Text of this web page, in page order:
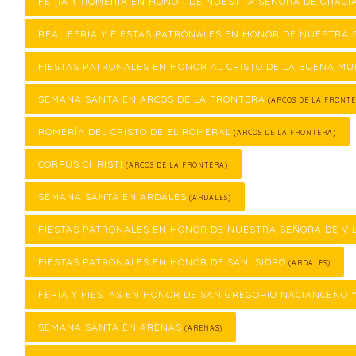
REAL FERIA Y FIESTAS PATRONALES EN HONOR DE NUESTRA
FIESTAS PATRONALES EN HONOR AL CRISTO DE LA BUENA
SEMANA SANTA EN ARCOS DE LA FRONTERA (ARCOS DE LA
ROMERÍA DEL CRISTO DE EL ROMERAL (ARCOS DE LA FRONTERA)
CORPUS CHRISTI (ARCOS DE LA FRONTERA)
SEMANA SANTA EN ARDALES (ARDALES)
FIESTAS PATRONALES EN HONOR DE NUESTRA SEÑORA DE
FIESTAS PATRONALES EN HONOR DE SAN ISIDRO (ARDALES)
FERIA Y FIESTAS EN HONOR DE SAN GREGORIO NACIANCENO
SEMANA SANTA EN ARENAS (ARENAS)